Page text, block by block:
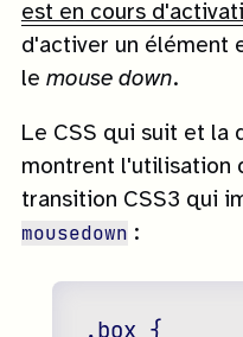
est en cours
d'activer un élément
le mouse down.
Le CSS qui suit et la
montrent l'utilisation
transition CSS3 qui
mousedown :
.box {